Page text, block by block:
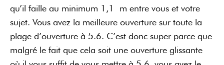
qu’il faille au minimum 1,1 m entre vous et votre
sujet. Vous avez la meilleure ouverture sur toute la
plage d’ouverture à 5.6. C’est donc super parce que
malgré le fait que cela soit une ouverture glissante